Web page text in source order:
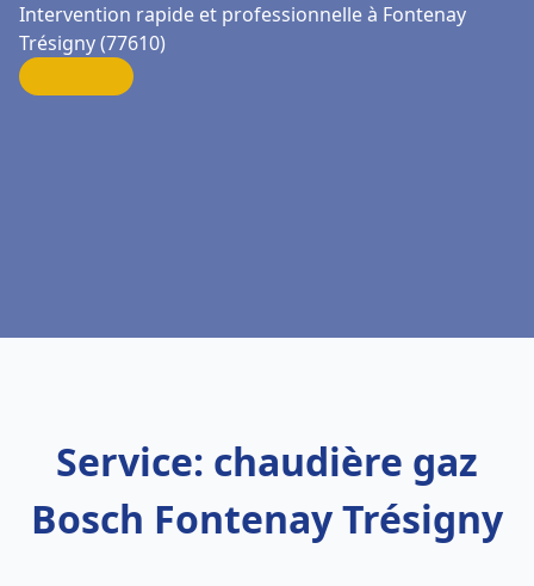
Intervention rapide et professionnelle à Fontenay
Trésigny (77610)
Service: chaudière gaz
Bosch Fontenay Trésigny